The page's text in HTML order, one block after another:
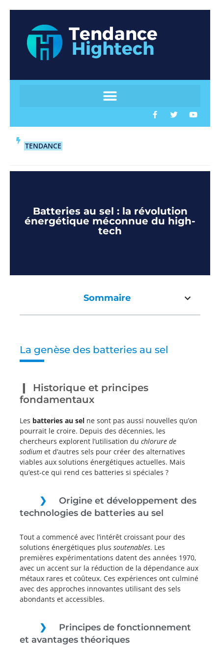
TENDANCE
Batteries au sel : la révolution
énergétique méconnue du high-
tech
Sommaire
La genèse des batteries au sel
Historique et principes
fondamentaux
Les batteries au sel ne sont pas aussi nouvelles qu’on
pourrait le croire. Depuis des décennies, les
chercheurs explorent l’utilisation du chlorure de
sodium et d’autres sels pour créer des alternatives
viables aux solutions énergétiques actuelles. Mais
qu’est-ce qui rend ces batteries si spéciales ?
Origine et développement des
technologies de batteries au sel
Tout a commencé avec l’intérêt croissant pour des
solutions énergétiques plus soutenables. Les
premières expérimentations datent des années 1970,
avec un accent sur la réduction de la dépendance aux
métaux rares et coûteux. Ces expériences ont culminé
avec des approches innovantes utilisant des sels
abondants et accessibles.
Principes de fonctionnement
et avantages théoriques